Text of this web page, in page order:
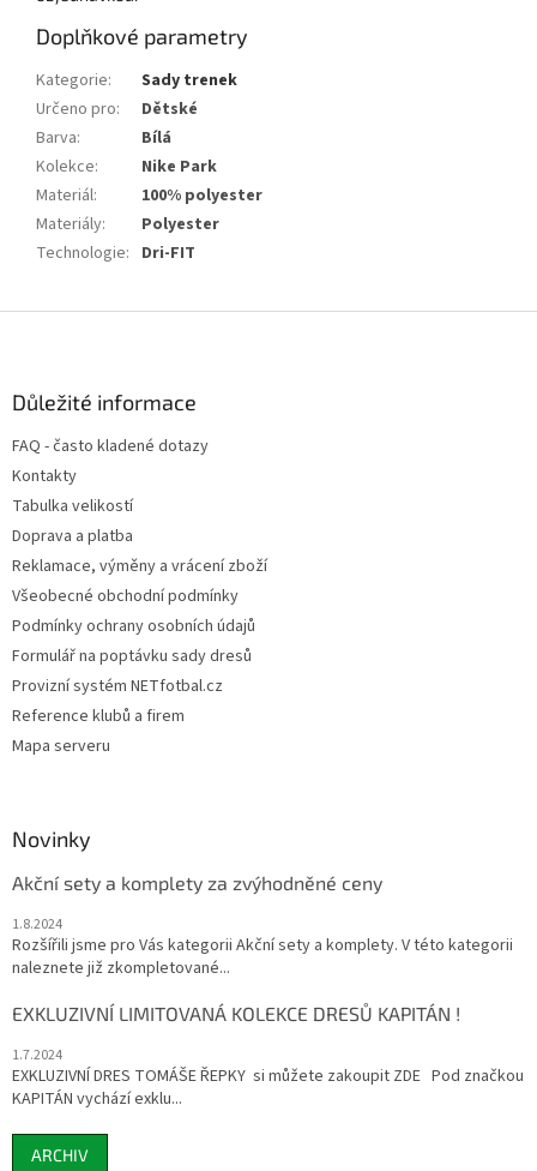
Doplňkové parametry
Kategorie:
Sady trenek
Určeno pro:
Dětské
Barva:
Bílá
Kolekce:
Nike Park
Materiál:
100% polyester
Materiály:
Polyester
Technologie: Dri-FIT
Důležité informace
FAQ - často kladené dotazy
Kontakty
Tabulka velikostí
Doprava a platba
Reklamace, výměny a vrácení zboží
Všeobecné obchodní podmínky
Podmínky ochrany osobních údajů
Formulář na poptávku sady dresů
Provizní systém NETfotbal.cz
Reference klubů a firem
Mapa serveru
Novinky
Akční sety a komplety za zvýhodněné ceny
1.8.2024
Rozšířili jsme pro Vás kategorii Akční sety a komplety. V této kategorii
naleznete již zkompletované...
EXKLUZIVNÍ LIMITOVANÁ KOLEKCE DRESŮ KAPITÁN !
1.7.2024
EXKLUZIVNÍ DRES TOMÁŠE ŘEPKY si můžete zakoupit ZDE Pod značkou
KAPITÁN vychází exklu...
ARCHIV